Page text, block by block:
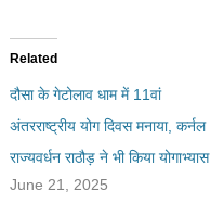
Related
दौसा के गेटोलाव धाम में 11वां
अंतरराष्ट्रीय योग दिवस मनाया, कर्नल
राज्यवर्धन राठौड़ ने भी किया योगाभ्यास
June 21, 2025